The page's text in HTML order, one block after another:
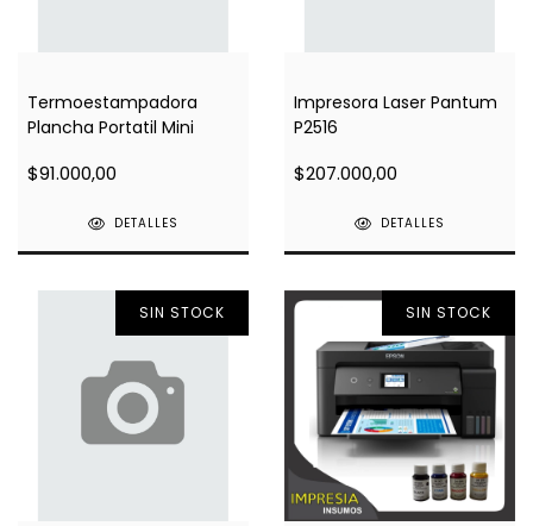
Termoestampadora
Plancha Portatil Mini
$91.000,00
DETALLES
Impresora Laser Pantum
P2516
$207.000,00
DETALLES
SIN STOCK SIN STOCK